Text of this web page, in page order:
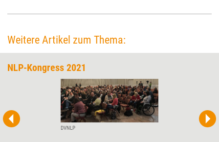
Weitere Artikel zum Thema:
NLP-Kongress 2021
DVNLP